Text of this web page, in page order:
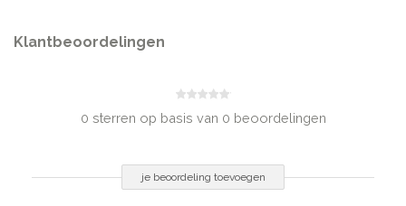
30 ml
Klantbeoordelingen
0 sterren op basis van 0 beoordelingen
je beoordeling toevoegen